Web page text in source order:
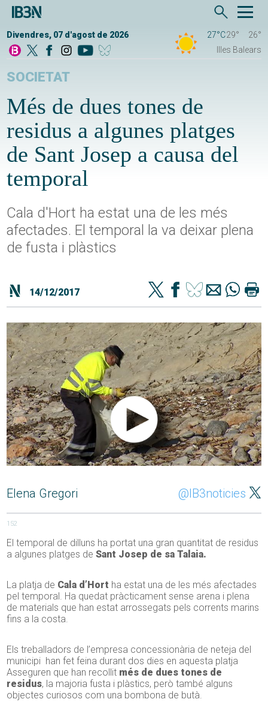
Divendres, 07 d'agost de 2026 27°C29°
26°
Illes Balears
SOCIETAT
Més de dues tones de
residus a algunes platges
de Sant Josep a causa del
temporal
Cala d'Hort ha estat una de les més
afectades. El temporal la va deixar plena
de fusta i plàstics
14/12/2017
Elena Gregori @IB3noticies
152
El temporal de dilluns ha portat una gran quantitat de residus
a algunes platges deSant Josep de sa Talaia.
La platja de Cala d’Hort ha estat una de les més afectades
pel temporal. Ha quedat pràcticament sense arena i plena
de materials que han estat arrossegats pels corrents marins
fins a la costa.
Els treballadors de l’empresa concessionària de neteja del
municipi han fet feina durant dos dies en aquesta platja
Asseguren que han recollit més de dues tones de
residus, la majoria fusta i plàstics, però també alguns
objectes curiosos com una bombona de butà.